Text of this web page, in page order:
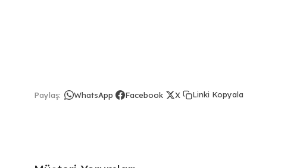
Paylaş: WhatsApp Facebook X Linki Kopyala